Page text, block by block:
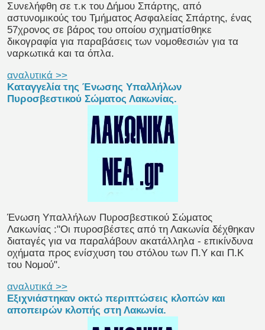
Συνελήφθη σε τ.κ του Δήμου Σπάρτης, από
αστυνομικούς του Τμήματος Ασφαλείας Σπάρτης, ένας
57χρονος σε βάρος του οποίου σχηματίσθηκε
δικογραφία για παραβάσεις των νομοθεσιών για τα
ναρκωτικά και τα όπλα.
αναλυτικά >>
Καταγγελία της Ένωσης Υπαλλήλων
Πυροσβεστικού Σώματος Λακωνίας.
Ένωση Υπαλλήλων Πυροσβεστικού Σώματος
Λακωνίας :"Οι πυροσβέστες από τη Λακωνία δέχθηκαν
διαταγές για να παραλάβουν ακατάλληλα - επικίνδυνα
οχήματα προς ενίσχυση του στόλου των Π.Υ και Π.Κ
του Νομού".
αναλυτικά >>
Εξιχνιάστηκαν οκτώ περιπτώσεις κλοπών και
αποπειρών κλοπής στη Λακωνία.